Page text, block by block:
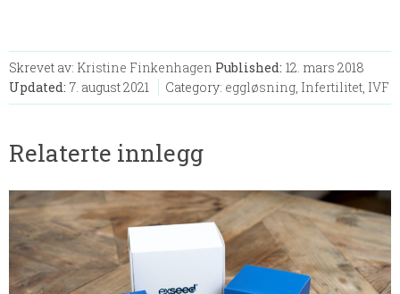
Skrevet av: Kristine Finkenhagen Published: 12. mars 2018
Updated: 7. august 2021 Category: eggløsning, Infertilitet, IVF
Relaterte innlegg